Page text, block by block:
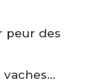
peur des
vaches…